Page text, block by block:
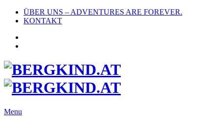
ÜBER UNS – ADVENTURES ARE FOREVER.
KONTAKT
Menu